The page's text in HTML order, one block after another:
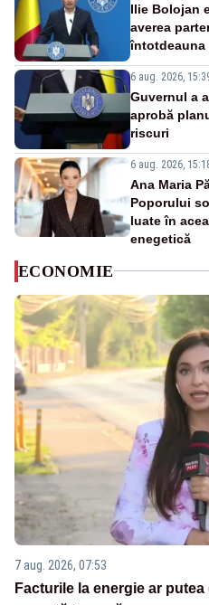
Ilie Bolojan
averea
întotdeauna
6 aug. 2026,
Guvernul a
aprobă
riscuri
6 aug. 2026,
Ana Maria
Poporului
luate în
enegetică
ECONOMIE
7 aug. 2026, 07:53
Facturile la energie ar